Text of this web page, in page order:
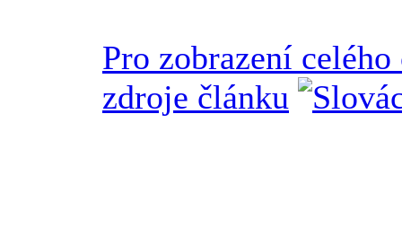
Pro zobrazení
zdroje článku